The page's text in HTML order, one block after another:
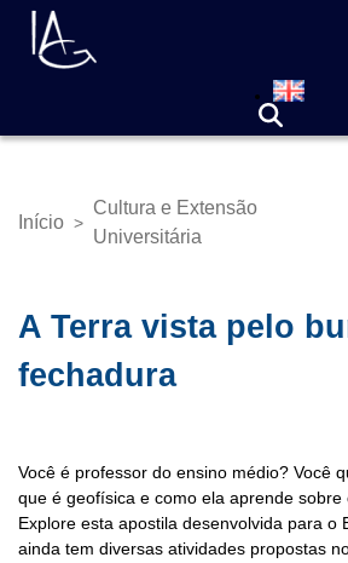
Pular
para
Trilha
Início >
Cultura e Extensão
Universitária
A Terra vista pelo
fechadura
Você é professor do ensino médio? Você
que é geofísica e como ela aprende sobre
Explore esta apostila desenvolvida para o
ainda tem diversas atividades propostas